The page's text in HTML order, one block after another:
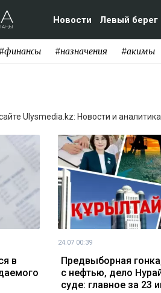
Новости Левый берег
#назначения #акимы
Ulysmedia.kz: Новости и
в
24.07 00:39
Предвыборная
с нефтью, дело
суде: главное за 23